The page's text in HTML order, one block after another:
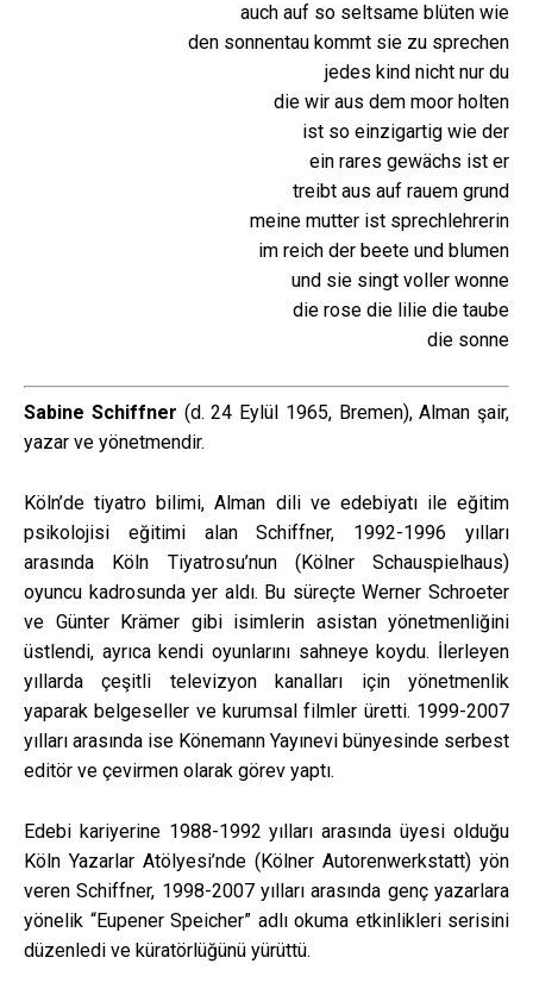
auch auf so seltsame blüten wie
den sonnentau kommt sie zu sprechen
jedes kind nicht nur du
die wir aus dem moor holten
ist so einzigartig wie der
ein rares gewächs ist er
treibt aus auf rauem grund
meine mutter ist sprechlehrerin
im reich der beete und blumen
und sie singt voller wonne
die rose die lilie die taube
die sonne
Sabine Schiffner (d. 24 Eylül 1965, Bremen), Alman şair,
yazar ve yönetmendir.
Köln’de tiyatro bilimi, Alman dili ve edebiyatı ile eğitim
psikolojisi eğitimi alan Schiffner, 1992-1996 yılları
arasında Köln Tiyatrosu’nun (Kölner Schauspielhaus)
oyuncu kadrosunda yer aldı. Bu süreçte Werner Schroeter
ve Günter Krämer gibi isimlerin asistan yönetmenliğini
üstlendi, ayrıca kendi oyunlarını sahneye koydu. İlerleyen
yıllarda çeşitli televizyon kanalları için yönetmenlik
yaparak belgeseller ve kurumsal filmler üretti. 1999-2007
yılları arasında ise Könemann Yayınevi bünyesinde serbest
editör ve çevirmen olarak görev yaptı.
Edebi kariyerine 1988-1992 yılları arasında üyesi olduğu
Köln Yazarlar Atölyesi’nde (Kölner Autorenwerkstatt) yön
veren Schiffner, 1998-2007 yılları arasında genç yazarlara
yönelik “Eupener Speicher” adlı okuma etkinlikleri serisini
düzenledi ve küratörlüğünü yürüttü.